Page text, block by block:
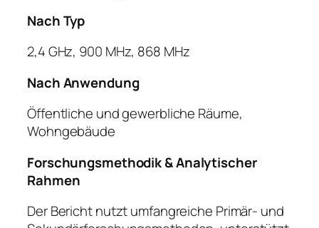
Nach Typ
2,4 GHz, 900 MHz, 868 MHz
Nach Anwendung
Öffentliche und gewerbliche Räume,
Wohngebäude
Forschungsmethodik & Analytischer
Rahmen
Der Bericht nutzt umfangreiche Primär- und